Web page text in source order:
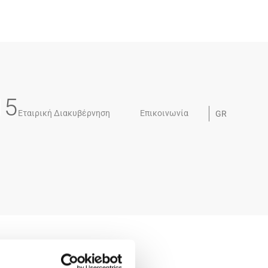
Εταιρική Διακυβέρνηση Επικοινωνία GR